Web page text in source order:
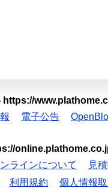
https://
電子公告
ラインについて 見
利用規約 個人情報